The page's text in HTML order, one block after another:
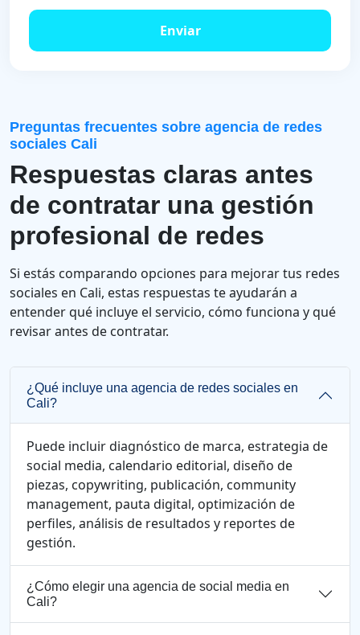
Enviar
Preguntas frecuentes sobre agencia de redes
sociales Cali
Respuestas claras antes
de contratar una gestión
profesional de redes
Si estás comparando opciones para mejorar tus redes
sociales en Cali, estas respuestas te ayudarán a
entender qué incluye el servicio, cómo funciona y qué
revisar antes de contratar.
¿Qué incluye una agencia de redes sociales en
Cali?
Puede incluir diagnóstico de marca, estrategia de
social media, calendario editorial, diseño de
piezas, copywriting, publicación, community
management, pauta digital, optimización de
perfiles, análisis de resultados y reportes de
gestión.
¿Cómo elegir una agencia de social media en
Cali?